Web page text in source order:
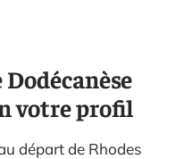
votre profil
départ de Rhodes